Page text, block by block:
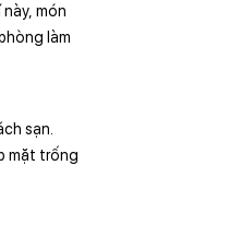
món
làm
sạn.
mặt trống